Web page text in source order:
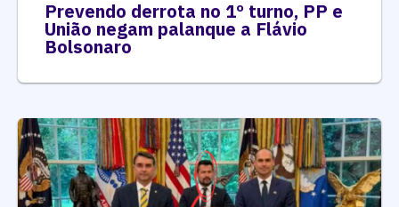
Prevendo derrota no 1º turno, PP e
União negam palanque a Flávio
Bolsonaro